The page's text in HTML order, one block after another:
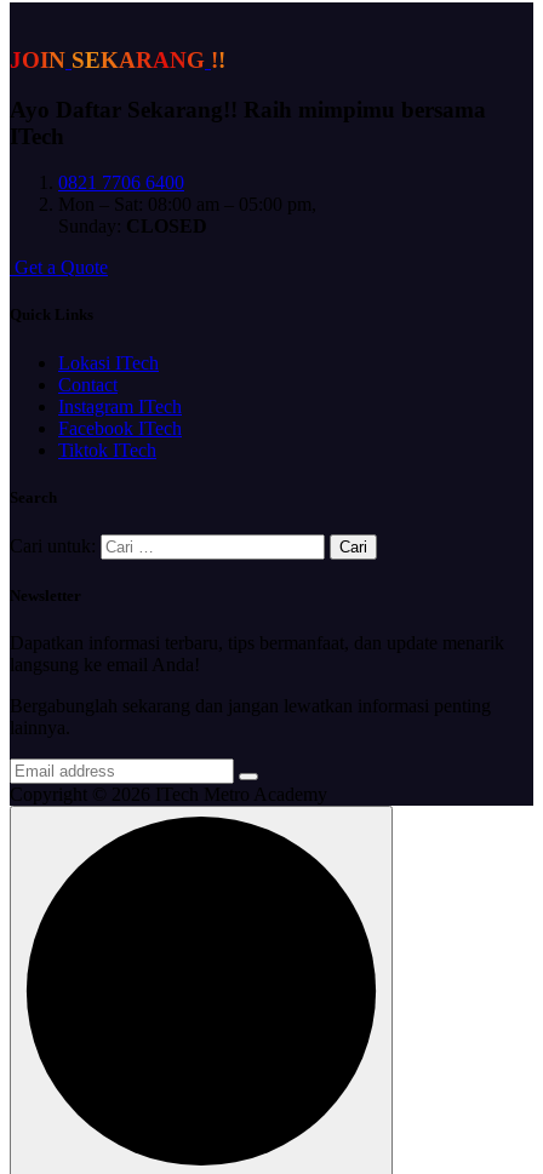
JOIN SEKARANG !!
Ayo Daftar Sekarang!! Raih mimpimu bersama
ITech
0821 7706 6400
Mon – Sat: 08:00 am – 05:00 pm,
Sunday: CLOSED
Get a Quote
Quick Links
Lokasi ITech
Contact
Instagram ITech
Facebook ITech
Tiktok ITech
Search
Cari untuk:
Newsletter
Dapatkan informasi terbaru, tips bermanfaat, dan update menarik
langsung ke email Anda!
Bergabunglah sekarang dan jangan lewatkan informasi penting
lainnya.
Copyright © 2026 ITech Metro Academy